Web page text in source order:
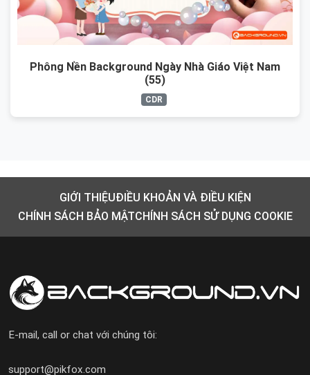
Phông Nền Background Ngày Nhà Giáo Việt Nam
(55)
CDR
GIỚI THIỆUĐIỀU KHOẢN VÀ ĐIỀU KIỆN
CHÍNH SÁCH BẢO MẬTCHÍNH SÁCH SỬ DỤNG COOKIE
E-mail, call or chat với chúng tôi:
support@pikfox.com